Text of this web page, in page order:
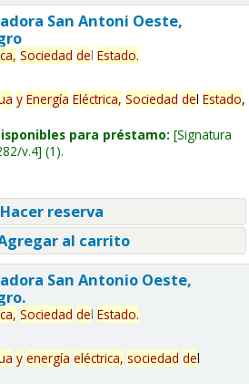
San Antoni Oeste,
Sociedad del Estado.
y Energía Eléctrica, Sociedad del Estado,
para préstamo: Signatura
v.4 (1).
reserva
al carrito
San Antonio Oeste,
Sociedad del Estado.
y energía eléctrica, sociedad del